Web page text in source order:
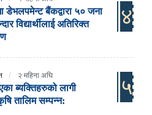
डेभलपमेन्ट बैंकद्वारा ५० जना
विद्यार्थीलाई अतिरिक्त
४
२ महिना अघि
ब्यक्तिहरुको लागी
तालिम सम्पन्न:
५